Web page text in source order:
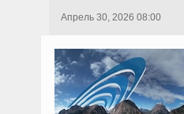
Апрель 30, 2026 08:00